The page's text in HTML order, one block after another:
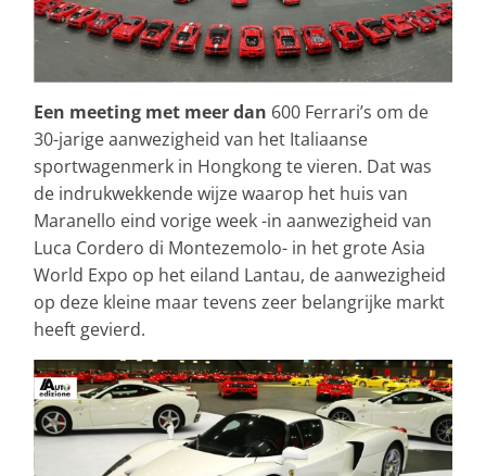
Een meeting met meer dan 600 Ferrari’s om de
30-jarige aanwezigheid van het Italiaanse
sportwagenmerk in Hongkong te vieren. Dat was
de indrukwekkende wijze waarop het huis van
Maranello eind vorige week -in aanwezigheid van
Luca Cordero di Montezemolo- in het grote Asia
World Expo op het eiland Lantau, de aanwezigheid
op deze kleine maar tevens zeer belangrijke markt
heeft gevierd.